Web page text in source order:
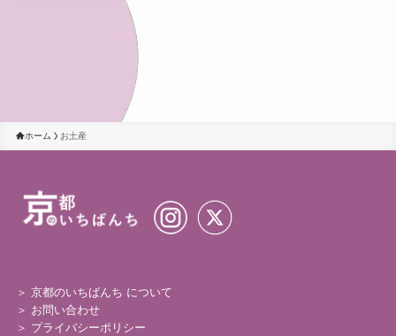
ホーム お土産
＞ 京都のいちばんち について
＞ お問い合わせ
＞ プライバシーポリシー